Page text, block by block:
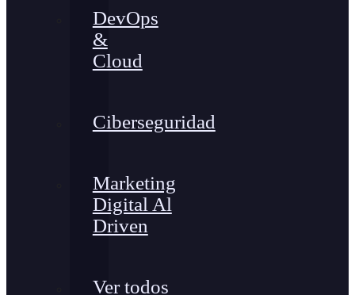
DevOps
&
Cloud
Ciberseguridad
Marketing
Digital Al
Driven
Ver todos